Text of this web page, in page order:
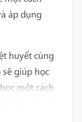
áp dụng
huyết cùng
giúp học
một cách
mà còn sẽ